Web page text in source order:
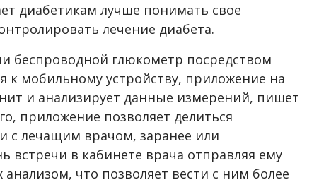
диабетикам лучше понимать свое
лечение диабета.
беспроводной глюкометр посредством
к мобильному устройству, приложение на
и анализирует данные измерений, пишет
приложение позволяет делиться
лечащим врачом, заранее или
встречи в кабинете врача отправляя ему
что позволяет вести с ним более